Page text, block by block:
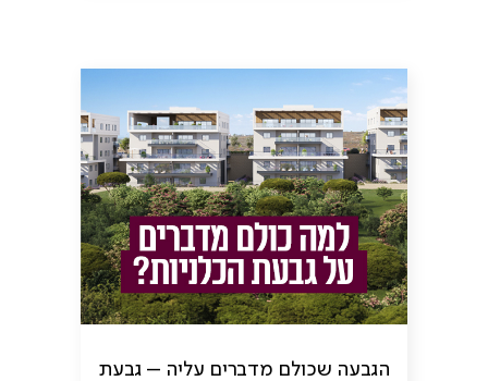
הגבעה שכולם מדברים עליה – גבעת